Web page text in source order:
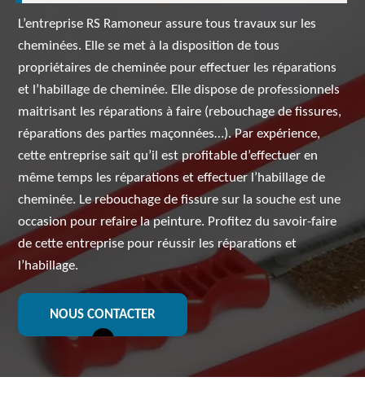
L’entreprise RS Ramoneur assure tous travaux sur les
cheminées. Elle se met à la disposition de tous
propriétaires de cheminée pour effectuer les réparations
et l’habillage de cheminée. Elle dispose de professionnels
maitrisant les réparations à faire (rebouchage de fissures,
réparations des parties maçonnées…). Par expérience,
cette entreprise sait qu’il est profitable d’effectuer en
même temps les réparations et effectuer l’habillage de
cheminée. Le rebouchage de fissure sur la souche est une
occasion pour refaire la peinture. Profitez du savoir-faire
de cette entreprise pour réussir les réparations et
l’habillage.
NOUS CONTACTER